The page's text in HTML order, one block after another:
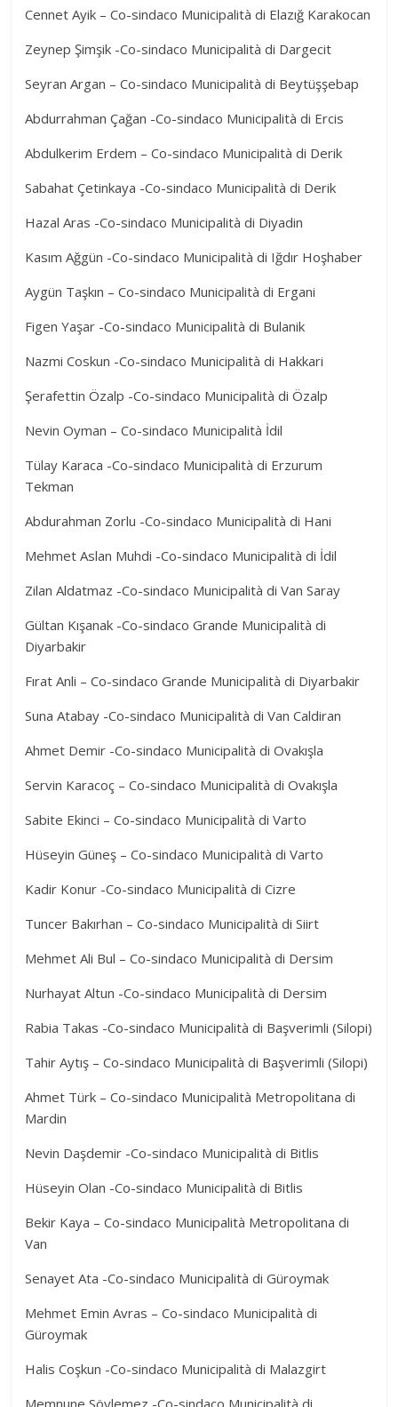
Cennet Ayik – Co-sindaco Municipalità di Elazığ Karakocan
Zeynep Şimşik -Co-sindaco Municipalità di Dargecit
Seyran Argan – Co-sindaco Municipalità di Beytüşşebap
Abdurrahman Çağan -Co-sindaco Municipalità di Ercis
Abdulkerim Erdem – Co-sindaco Municipalità di Derik
Sabahat Çetinkaya -Co-sindaco Municipalità di Derik
Hazal Aras -Co-sindaco Municipalità di Diyadin
Kasım Ağgün -Co-sindaco Municipalità di Iğdır Hoşhaber
Aygün Taşkın – Co-sindaco Municipalità di Ergani
Figen Yaşar -Co-sindaco Municipalità di Bulanik
Nazmi Coskun -Co-sindaco Municipalità di Hakkari
Şerafettin Özalp -Co-sindaco Municipalità di Özalp
Nevin Oyman – Co-sindaco Municipalità İdil
Tülay Karaca -Co-sindaco Municipalità di Erzurum
Tekman
Abdurahman Zorlu -Co-sindaco Municipalità di Hani
Mehmet Aslan Muhdi -Co-sindaco Municipalità di İdil
Zilan Aldatmaz -Co-sindaco Municipalità di Van Saray
Gültan Kışanak -Co-sindaco Grande Municipalità di
Diyarbakir
Fırat Anli – Co-sindaco Grande Municipalità di Diyarbakir
Suna Atabay -Co-sindaco Municipalità di Van Caldiran
Ahmet Demir -Co-sindaco Municipalità di Ovakışla
Servin Karacoç – Co-sindaco Municipalità di Ovakışla
Sabite Ekinci – Co-sindaco Municipalità di Varto
Hüseyin Güneş – Co-sindaco Municipalità di Varto
Kadir Konur -Co-sindaco Municipalità di Cizre
Tuncer Bakırhan – Co-sindaco Municipalità di Siirt
Mehmet Ali Bul – Co-sindaco Municipalità di Dersim
Nurhayat Altun -Co-sindaco Municipalità di Dersim
Rabia Takas -Co-sindaco Municipalità di Başverimli (Silopi)
Tahir Aytış – Co-sindaco Municipalità di Başverimli (Silopi)
Ahmet Türk – Co-sindaco Municipalità Metropolitana di
Mardin
Nevin Daşdemir -Co-sindaco Municipalità di Bitlis
Hüseyin Olan -Co-sindaco Municipalità di Bitlis
Bekir Kaya – Co-sindaco Municipalità Metropolitana di
Van
Senayet Ata -Co-sindaco Municipalità di Güroymak
Mehmet Emin Avras – Co-sindaco Municipalità di
Güroymak
Halis Coşkun -Co-sindaco Municipalità di Malazgirt
Memnune Söylemez -Co-sindaco Municipalità di